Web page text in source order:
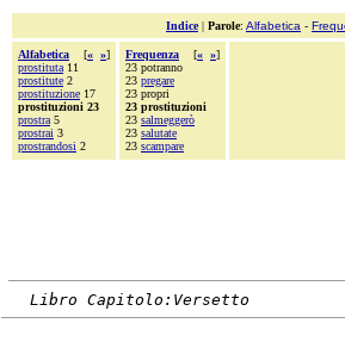
Indice| Parole: Alfabetica -
Alfabetica [« »]
prostituta 11
prostitute 2
prostituzione 17
prostituzioni 23
prostra 5
prostrai 3
prostrandosi 2
Frequenza [« »]
23 potranno
23 pregare
23 propri
23 prostituzioni
23 salmeggerò
23 salutate
23 scampare
Libro Capitolo:Versetto